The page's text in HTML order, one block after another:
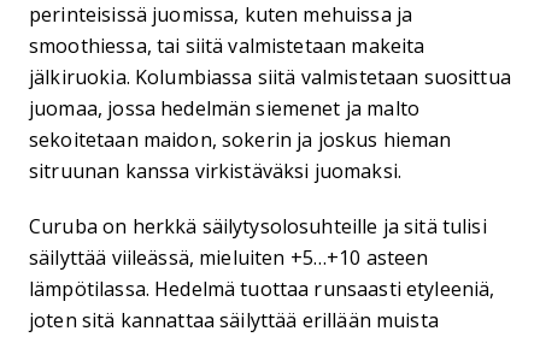
perinteisissä juomissa, kuten mehuissa ja
smoothiessa, tai siitä valmistetaan makeita
jälkiruokia. Kolumbiassa siitä valmistetaan suosittua
juomaa, jossa hedelmän siemenet ja malto
sekoitetaan maidon, sokerin ja joskus hieman
sitruunan kanssa virkistäväksi juomaksi.
Curuba on herkkä säilytysolosuhteille ja sitä tulisi
säilyttää viileässä, mieluiten +5…+10 asteen
lämpötilassa. Hedelmä tuottaa runsaasti etyleeniä,
joten sitä kannattaa säilyttää erillään muista